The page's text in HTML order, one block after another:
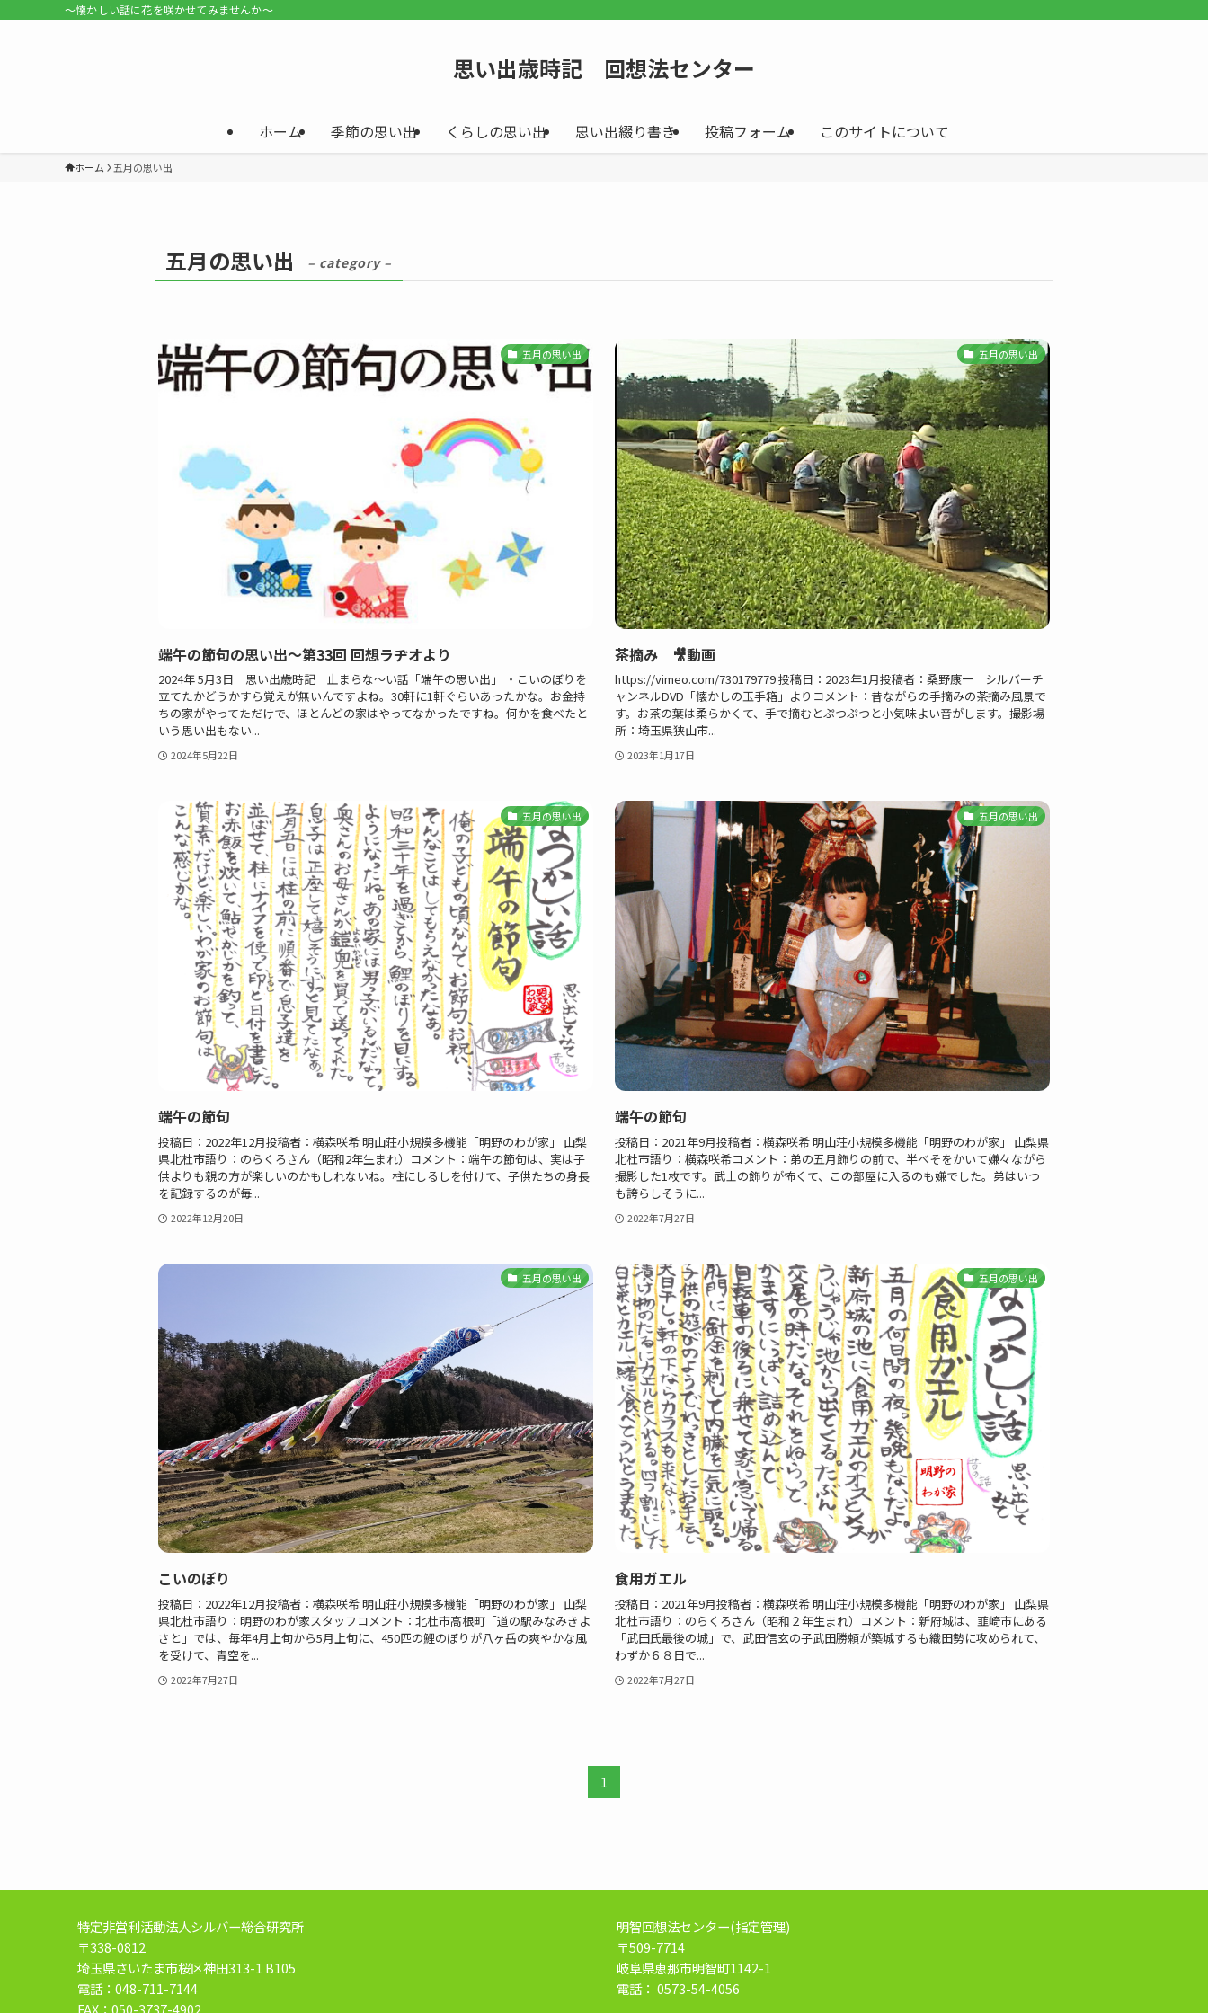
〜懐かしい話に花を咲かせてみませんか〜
思い出歳時記 回想法センター
ホーム 季節の思い出 くらしの思い出 思い出綴り書き 投稿フォーム このサイトについて
ホーム 五月の思い出
五月の思い出 – category –
五月の思い出
端午の節句の思い出〜第33回 回想ラヂオより
2024年 5月3日 思い出歳時記 止まらな〜い話「端午の思い出」 ・こいのぼりを
立てたかどうかすら覚えが無いんですよね。30軒に1軒ぐらいあったかな。お金持
ちの家がやってただけで、ほとんどの家はやってなかったですね。何かを食べたと
いう思い出もない...
2024年5月22日
五月の思い出
茶摘み 🎥動画
https://vimeo.com/730179779 投稿日：2023年1月投稿者：桑野康一 シルバーチ
ャンネルDVD「懐かしの玉手箱」よりコメント：昔ながらの手摘みの茶摘み風景で
す。お茶の葉は柔らかくて、手で摘むとぷつぷつと小気味よい音がします。撮影場
所：埼玉県狭山市...
2023年1月17日
五月の思い出
端午の節句
投稿日：2022年12月投稿者：横森咲希 明山荘小規模多機能「明野のわが家」 山梨
県北杜市語り：のらくろさん（昭和2年生まれ）コメント：端午の節句は、実は子
供よりも親の方が楽しいのかもしれないね。柱にしるしを付けて、子供たちの身長
を記録するのが毎...
2022年12月20日
五月の思い出
端午の節句
投稿日：2021年9月投稿者：横森咲希 明山荘小規模多機能「明野のわが家」 山梨県
北杜市語り：横森咲希コメント：弟の五月飾りの前で、半べそをかいて嫌々ながら
撮影した1枚です。武士の飾りが怖くて、この部屋に入るのも嫌でした。弟はいつ
も誇らしそうに...
2022年7月27日
五月の思い出
こいのぼり
投稿日：2022年12月投稿者：横森咲希 明山荘小規模多機能「明野のわが家」 山梨
県北杜市語り：明野のわが家スタッフコメント：北杜市高根町「道の駅みなみきよ
さと」では、毎年4月上旬から5月上旬に、450匹の鯉のぼりが八ヶ岳の爽やかな風
を受けて、青空を...
2022年7月27日
五月の思い出
食用ガエル
投稿日：2021年9月投稿者：横森咲希 明山荘小規模多機能「明野のわが家」 山梨県
北杜市語り：のらくろさん（昭和２年生まれ）コメント：新府城は、韮崎市にある
「武田氏最後の城」で、武田信玄の子武田勝頼が築城するも織田勢に攻められて、
わずか６８日で...
2022年7月27日
1
特定非営利活動法人シルバー総合研究所
〒338-0812
埼玉県さいたま市桜区神田313-1 B105
電話：048-711-7144
FAX：050-3737-4902
明智回想法センター(指定管理)
〒509-7714
岐阜県恵那市明智町1142-1
電話： 0573-54-4056